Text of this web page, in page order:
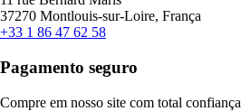
37270 Montlouis-sur-Loire, França
+33 1 86 47 62 58
Pagamento seguro
Compre em nosso site com total confiança